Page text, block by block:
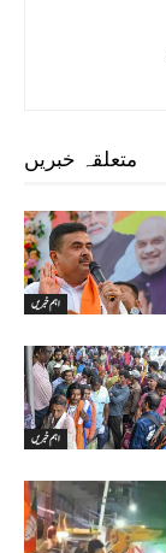
متعلقہ خبریں
اہم خبریں
اہم خبریں